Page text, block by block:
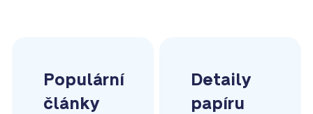
Populární
články
Detaily
papíru